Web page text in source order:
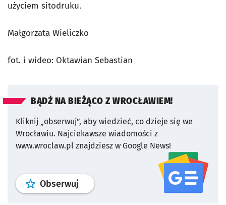
użyciem sitodruku.
Małgorzata Wieliczko
fot. i wideo: Oktawian Sebastian
BĄDŹ NA BIEŻĄCO Z WROCŁAWIEM!
Kliknij „obserwuj”, aby wiedzieć, co dzieje się we
Wrocławiu. Najciekawsze wiadomości z
www.wroclaw.pl znajdziesz w Google News!
Obserwuj profil serwisu